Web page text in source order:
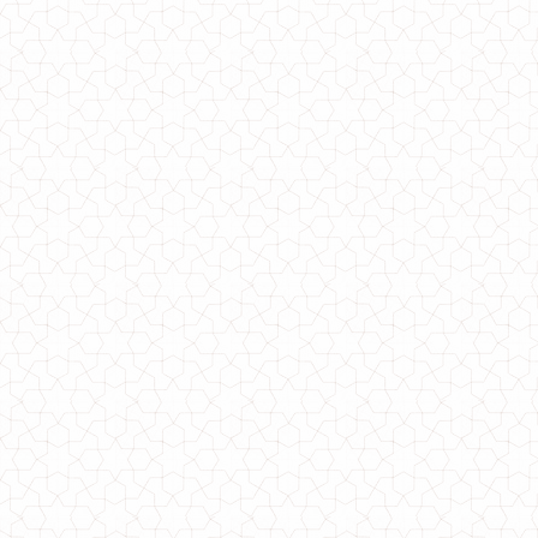
Короткая искусственная шуба батал
3070.00грн.